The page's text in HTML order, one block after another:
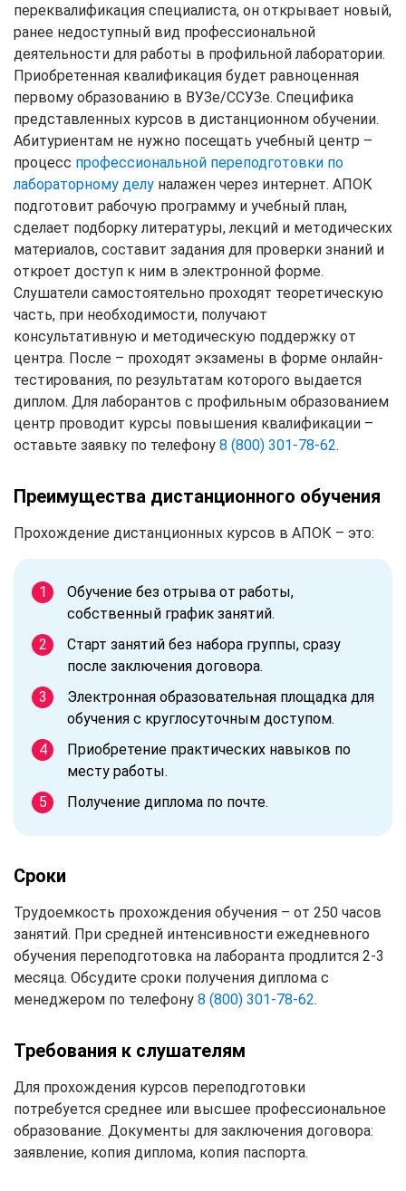
переквалификация специалиста, он открывает новый,
ранее недоступный вид профессиональной
деятельности для работы в профильной лаборатории.
Приобретенная квалификация будет равноценная
первому образованию в ВУЗе/ССУЗе. Специфика
представленных курсов в дистанционном обучении.
Абитуриентам не нужно посещать учебный центр –
процесс профессиональной переподготовки по
лабораторному делу налажен через интернет. АПОК
подготовит рабочую программу и учебный план,
сделает подборку литературы, лекций и методических
материалов, составит задания для проверки знаний и
откроет доступ к ним в электронной форме.
Слушатели самостоятельно проходят теоретическую
часть, при необходимости, получают
консультативную и методическую поддержку от
центра. После – проходят экзамены в форме онлайн-
тестирования, по результатам которого выдается
диплом. Для лаборантов с профильным образованием
центр проводит курсы повышения квалификации –
оставьте заявку по телефону 8 (800) 301-78-62.
Преимущества дистанционного обучения
Прохождение дистанционных курсов в АПОК – это:
Обучение без отрыва от работы,
собственный график занятий.
Старт занятий без набора группы, сразу
после заключения договора.
Электронная образовательная площадка для
обучения с круглосуточным доступом.
Приобретение практических навыков по
месту работы.
Получение диплома по почте.
Сроки
Трудоемкость прохождения обучения – от 250 часов
занятий. При средней интенсивности ежедневного
обучения переподготовка на лаборанта продлится 2-3
месяца. Обсудите сроки получения диплома с
менеджером по телефону 8 (800) 301-78-62.
Требования к слушателям
Для прохождения курсов переподготовки
потребуется среднее или высшее профессиональное
образование. Документы для заключения договора:
заявление, копия диплома, копия паспорта.